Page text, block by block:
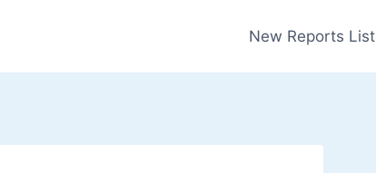
New Reports List